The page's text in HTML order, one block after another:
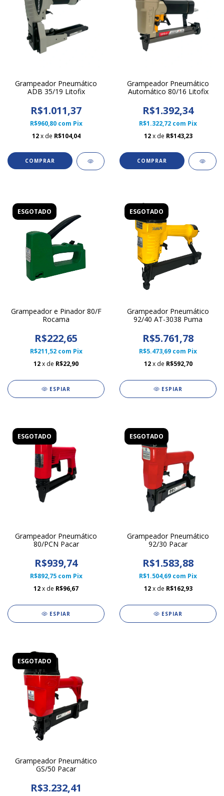
Grampeador Pneumático
ADB 35/19 Litofix
R$1.011,37
R$960,80 com Pix
12 x de R$104,04
Grampeador Pneumático
Automático 80/16 Litofix
R$1.392,34
R$1.322,72 com Pix
12 x de R$143,23
ESGOTADO
Grampeador e Pinador 80/F
Rocama
R$222,65
R$211,52 com Pix
12x de R$22,90
ESPIAR
ESGOTADO
Grampeador Pneumático
92/40 AT-3038 Puma
R$5.761,78
R$5.473,69 com Pix
12 x de R$592,70
ESPIAR
ESGOTADO
Grampeador Pneumático
80/PCN Pacar
R$939,74
R$892,75 com Pix
12x de R$96,67
ESPIAR
ESGOTADO
Grampeador Pneumático
92/30 Pacar
R$1.583,88
R$1.504,69 com Pix
12 x de R$162,93
ESPIAR
ESGOTADO
Grampeador Pneumático
GS/50 Pacar
R$3.232,41